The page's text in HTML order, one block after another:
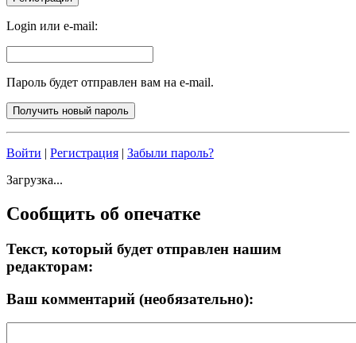
Login или e-mail:
Пароль будет отправлен вам на e-mail.
Войти | Регистрация | Забыли пароль?
Загрузка...
Сообщить об опечатке
Текст, который будет отправлен нашим
редакторам:
Ваш комментарий (необязательно):